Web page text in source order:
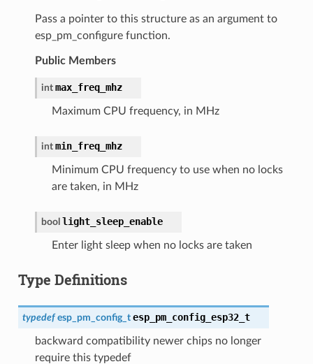
Pass a pointer to this structure as an argument to
esp_pm_configure function.
Public Members
int max_freq_mhz
Maximum CPU frequency, in MHz
int min_freq_mhz
Minimum CPU frequency to use when no locks
are taken, in MHz
bool light_sleep_enable
Enter light sleep when no locks are taken
Type Definitions
typedef esp_pm_config_t esp_pm_config_esp32_t
backward compatibility newer chips no longer
require this typedef